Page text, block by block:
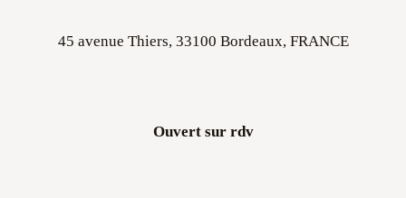
45 avenue Thiers, 33100 Bordeaux, FRANCE
Ouvert sur rdv